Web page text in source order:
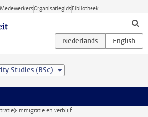
MedewerkersOrganisatiegidsBibliotheek
Studies (BSc)
Immigratie en verblijf